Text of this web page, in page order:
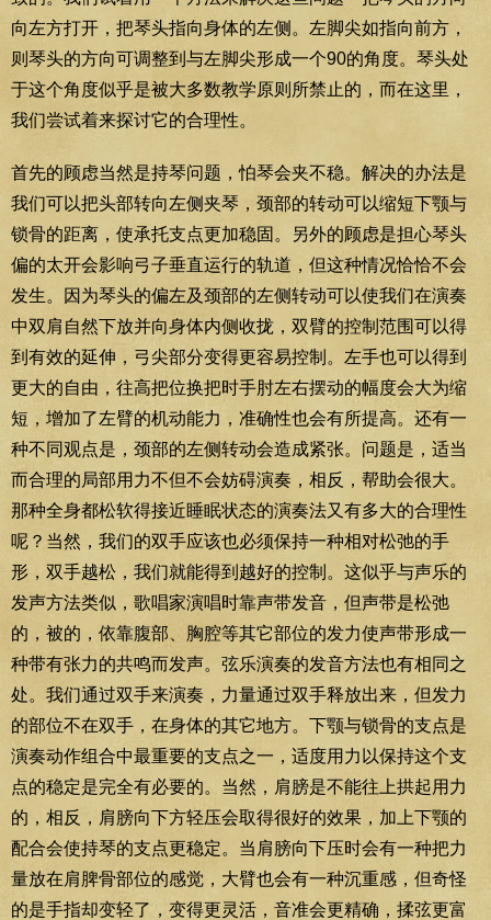
向左方打开，把琴头指向身体的左侧。左脚尖如指向前方，
则琴头的方向可调整到与左脚尖形成一个90的角度。琴头处
于这个角度似乎是被大多数教学原则所禁止的，而在这里，
我们尝试着来探讨它的合理性。
首先的顾虑当然是持琴问题，怕琴会夹不稳。解决的办法是
我们可以把头部转向左侧夹琴，颈部的转动可以缩短下颚与
锁骨的距离，使承托支点更加稳固。另外的顾虑是担心琴头
偏的太开会影响弓子垂直运行的轨道，但这种情况恰恰不会
发生。因为琴头的偏左及颈部的左侧转动可以使我们在演奏
中双肩自然下放并向身体内侧收拢，双臂的控制范围可以得
到有效的延伸，弓尖部分变得更容易控制。左手也可以得到
更大的自由，往高把位换把时手肘左右摆动的幅度会大为缩
短，增加了左臂的机动能力，准确性也会有所提高。还有一
种不同观点是，颈部的左侧转动会造成紧张。问题是，适当
而合理的局部用力不但不会妨碍演奏，相反，帮助会很大。
那种全身都松软得接近睡眠状态的演奏法又有多大的合理性
呢？当然，我们的双手应该也必须保持一种相对松弛的手
形，双手越松，我们就能得到越好的控制。这似乎与声乐的
发声方法类似，歌唱家演唱时靠声带发音，但声带是松弛
的，被的，依靠腹部、胸腔等其它部位的发力使声带形成一
种带有张力的共鸣而发声。弦乐演奏的发音方法也有相同之
处。我们通过双手来演奏，力量通过双手释放出来，但发力
的部位不在双手，在身体的其它地方。下颚与锁骨的支点是
演奏动作组合中最重要的支点之一，适度用力以保持这个支
点的稳定是完全有必要的。当然，肩膀是不能往上拱起用力
的，相反，肩膀向下方轻压会取得很好的效果，加上下颚的
配合会使持琴的支点更稳定。当肩膀向下压时会有一种把力
量放在肩脾骨部位的感觉，大臂也会有一种沉重感，但奇怪
的是手指却变轻了，变得更灵活，音准会更精确，揉弦更富